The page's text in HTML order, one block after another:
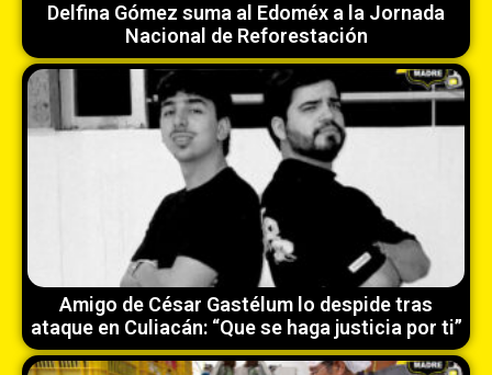
Delfina Gómez suma al Edoméx a la Jornada
Nacional de Reforestación
Amigo de César Gastélum lo despide tras
ataque en Culiacán: “Que se haga justicia por ti”